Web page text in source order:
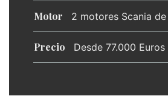
Motor 2 motores Scania de
Precio Desde 77.000 Euros